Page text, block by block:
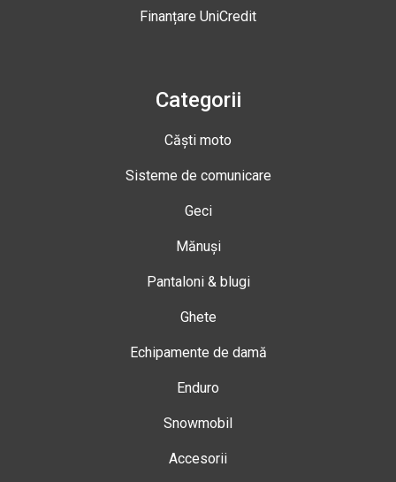
Finanțare UniCredit
Categorii
Căști moto
Sisteme de comunicare
Geci
Mănuși
Pantaloni & blugi
Ghete
Echipamente de damă
Enduro
Snowmobil
Accesorii